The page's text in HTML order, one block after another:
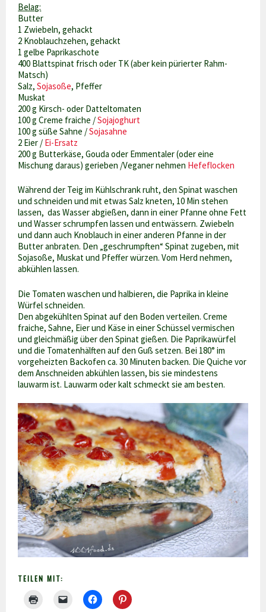
Belag:
Butter
1 Zwiebeln, gehackt
2 Knoblauchzehen, gehackt
1 gelbe Paprikaschote
400 Blattspinat frisch oder TK (aber kein pürierter Rahm-
Matsch)
Salz,Sojasoße, Pfeffer
Muskat
200 g Kirsch- oder Datteltomaten
100 g Creme fraiche /Sojajoghurt
100 g süße Sahne /Sojasahne
2 Eier / Ei-Ersatz
200 g Butterkäse, Gouda oder Emmentaler (oder eine
Mischung daraus) gerieben /Veganer nehmen Hefeflocken
Während der Teig im Kühlschrank ruht, den Spinat waschen
und schneiden und mit etwas Salz kneten, 10 Min stehen
lassen, das Wasser abgießen, dann in einer Pfanne ohne Fett
und Wasser schrumpfen lassen und entwässern. Zwiebeln
und dann auch Knoblauch in einer anderen Pfanne in der
Butter anbraten. Den „geschrumpften“ Spinat zugeben, mit
Sojasoße, Muskat und Pfeffer würzen. Vom Herd nehmen,
abkühlen lassen.
Die Tomaten waschen und halbieren, die Paprika in kleine
Würfel schneiden.
Den abgekühlten Spinat auf den Boden verteilen. Creme
fraiche, Sahne, Eier und Käse in einer Schüssel vermischen
und gleichmäßig über den Spinat gießen. Die Paprikawürfel
und die Tomatenhälften auf den Guß setzen. Bei 180° im
vorgeheizten Backofen ca. 30 Minuten backen. Die Quiche vor
dem Anschneiden abkühlen lassen, bis sie mindestens
lauwarm ist. Lauwarm oder kalt schmeckt sie am besten.
TEILEN MIT: